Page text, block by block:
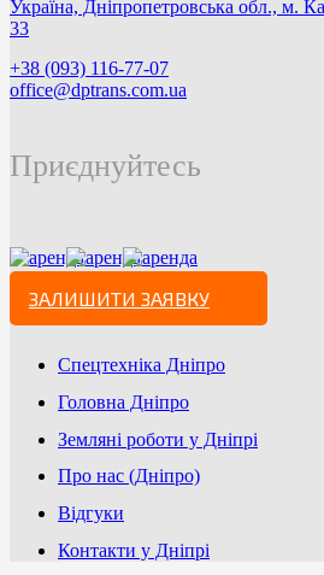
Україна, Дніпропетровська обл., м.
33
+38 (093) 116-77-07
office@dptrans.com.ua
Приєднуйтесь
ЗАЛИШИТИ ЗАЯВКУ
Спецтехніка Дніпро
Головна Дніпро
Земляні роботи у Дніпрі
Про нас (Дніпро)
Відгуки
Контакти у Дніпрі